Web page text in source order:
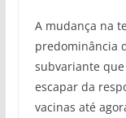
A mudança na
predominância
subvariante
escapar da
vacinas até